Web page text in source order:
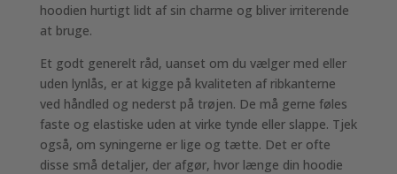
hoodien hurtigt lidt af sin charme og bliver irriterende
at bruge.
Et godt generelt råd, uanset om du vælger med eller
uden lynlås, er at kigge på kvaliteten af ribkanterne
ved håndled og nederst på trøjen. De må gerne føles
faste og elastiske uden at virke tynde eller slappe. Tjek
også, om syningerne er lige og tætte. Det er ofte
disse små detaljer, der afgør, hvor længe din hoodie